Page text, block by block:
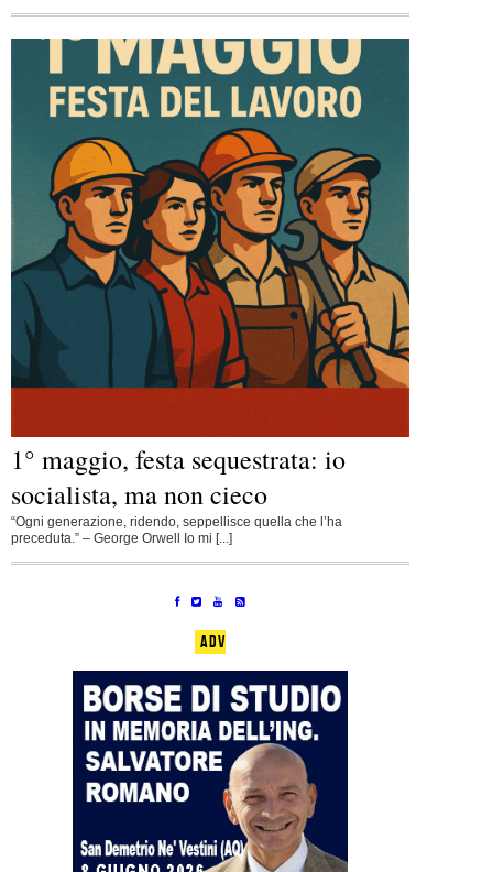
1° maggio, festa sequestrata: io
socialista, ma non cieco
“Ogni generazione, ridendo, seppellisce quella che l’ha
preceduta.” – George Orwell Io mi [...]
ADV